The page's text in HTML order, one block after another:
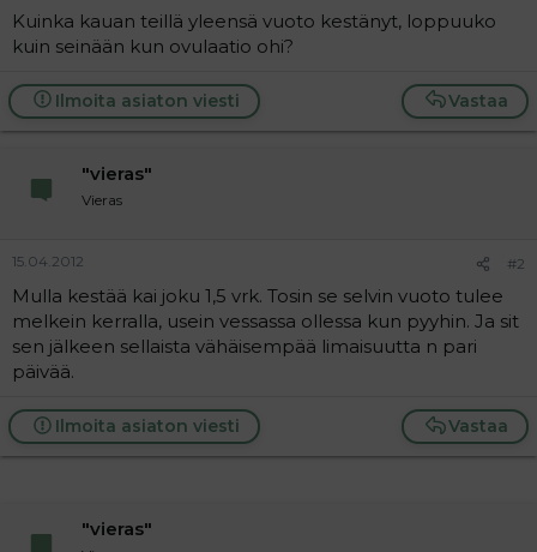
a
j
Kuinka kauan teillä yleensä vuoto kestänyt, loppuuko
kuin seinään kun ovulaatio ohi?
Vastaa
Ilmoita asiaton viesti
"vieras"
Vieras
15.04.2012 #2
Mulla kestää kai joku 1,5 vrk. Tosin se selvin vuoto tulee
melkein kerralla, usein vessassa ollessa kun pyyhin. Ja sit
sen jälkeen sellaista vähäisempää limaisuutta n pari
päivää.
Vastaa
Ilmoita asiaton viesti
"vieras"